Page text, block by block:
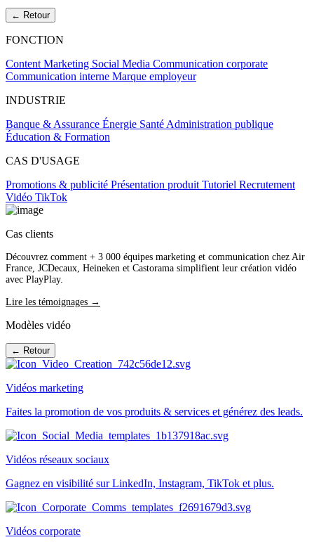
← Retour
FONCTION
Content Marketing Social Media Communication corporate
Communication interne Marque employeur
INDUSTRIE
Banque & Assurance Énergie Santé Administration publique
Éducation & Formation
CAS D'USAGE
Promotions & publicité Présentation produit Tutoriel Recrutement
Vidéo TikTok
Cas clients
Découvrez comment + 3 000 équipes marketing et communication chez Air
France, JCDecaux, Heineken et Castorama simplifient leur création vidéo
avec PlayPlay.
Lire les témoignages →
Modèles vidéo
← Retour
Vidéos marketing
Faites la promotion de vos produits & services et générez des leads.
Vidéos réseaux sociaux
Gagnez en visibilité sur LinkedIn, Instagram, TikTok et plus.
Vidéos corporate